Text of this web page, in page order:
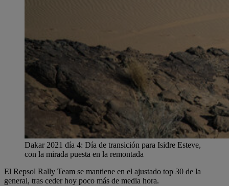
Dakar 2021 día 4: Día de transición para Isidre Esteve,
con la mirada puesta en la remontada
El Repsol Rally Team se mantiene en el ajustado top 30 de la
general, tras ceder hoy poco más de media hora.